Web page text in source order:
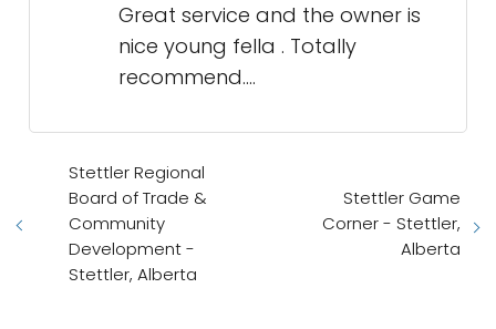
Great service and the owner is
nice young fella . Totally
recommend….
Stettler Regional
Board of Trade &
Community
Development -
Stettler, Alberta
Stettler Game
Corner - Stettler,
Alberta